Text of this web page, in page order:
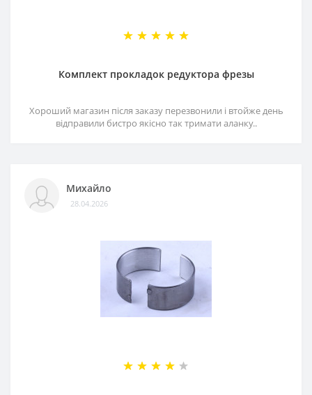
Комплект прокладок редуктора фрезы
Хороший магазин після заказу перезвонили і втойже день
відправили бистро якісно так тримати аланку..
Михайло
28.04.2026